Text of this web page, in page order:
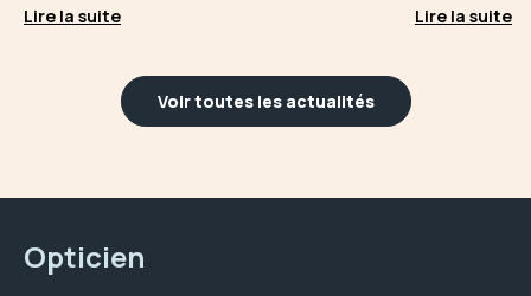
Lire la suite Lire la suite
Voir toutes les actualités
Opticien